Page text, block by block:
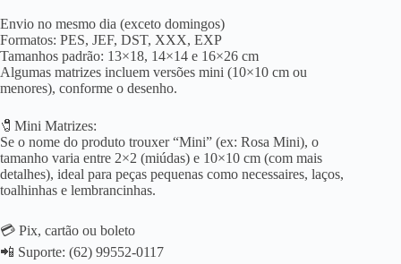
Envio no mesmo dia (exceto domingos)
Formatos: PES, JEF, DST, XXX, EXP
Tamanhos padrão: 13×18, 14×14 e 16×26 cm
Algumas matrizes incluem versões mini (10×10 cm ou
menores), conforme o desenho.
🧷Mini Matrizes:
Se o nome do produto trouxer “Mini” (ex: Rosa Mini), o
tamanho varia entre 2×2 (miúdas) e 10×10 cm (com mais
detalhes), ideal para peças pequenas como necessaires, laços,
toalhinhas e lembrancinhas.
💳 Pix, cartão ou boleto
📲 Suporte: (62) 99552-0117